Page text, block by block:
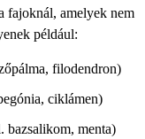
fajoknál, amelyek nem
például:
filodendron)
ciklámen)
bazsalikom, menta)